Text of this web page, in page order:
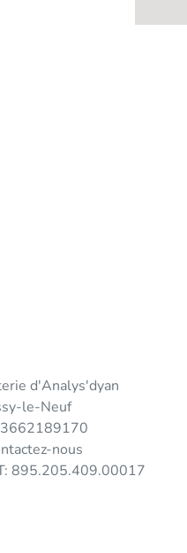
d'Analys'dyan
le-Neuf
nous
895.205.409.00017